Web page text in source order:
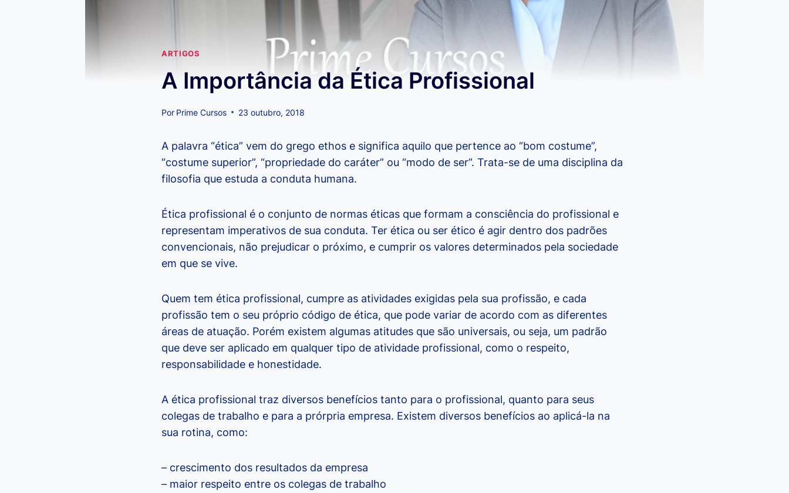
ARTIGOS
A Importância da Ética Profissional
Por Prime Cursos 23 outubro, 2018
A palavra “ética” vem do grego ethos e significa aquilo que pertence ao “bom costume”,
“costume superior”, “propriedade do caráter” ou “modo de ser”. Trata-se de uma disciplina da
filosofia que estuda a conduta humana.
Ética profissional é o conjunto de normas éticas que formam a consciência do profissional e
representam imperativos de sua conduta. Ter ética ou ser ético é agir dentro dos padrões
convencionais, não prejudicar o próximo, e cumprir os valores determinados pela sociedade
em que se vive.
Quem tem ética profissional, cumpre as atividades exigidas pela sua profissão, e cada
profissão tem o seu próprio código de ética, que pode variar de acordo com as diferentes
áreas de atuação. Porém existem algumas atitudes que são universais, ou seja, um padrão
que deve ser aplicado em qualquer tipo de atividade profissional, como o respeito,
responsabilidade e honestidade.
A ética profissional traz diversos benefícios tanto para o profissional, quanto para seus
colegas de trabalho e para a prórpria empresa. Existem diversos benefícios ao aplicá-la na
sua rotina, como:
– crescimento dos resultados da empresa
– maior respeito entre os colegas de trabalho